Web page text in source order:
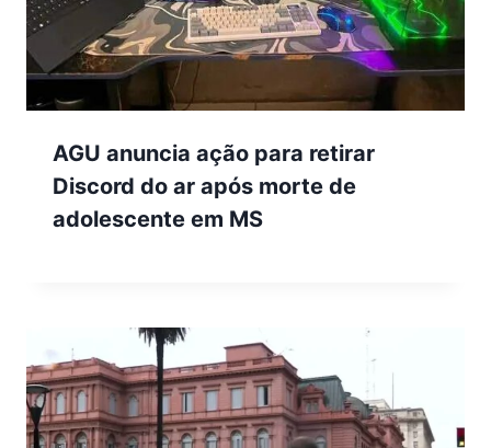
AGU anuncia ação para retirar
Discord do ar após morte de
adolescente em MS